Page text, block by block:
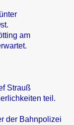
am
Strauß
teil.
der Bahnpolizei